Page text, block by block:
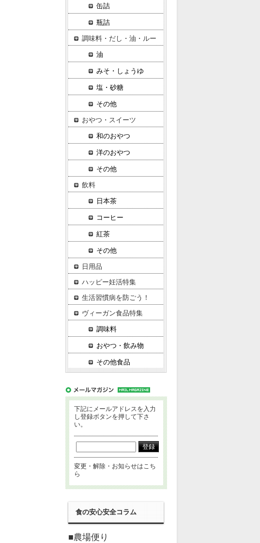
缶詰
瓶詰
調味料・だし・油・ルー
油
みそ・しょうゆ
塩・砂糖
その他
おやつ・スイーツ
和のおやつ
洋のおやつ
その他
飲料
日本茶
コーヒー
紅茶
その他
日用品
ハッピー妊活特集
生活習慣病を防ごう！
ヴィーガン食品特集
調味料
おやつ・飲み物
その他食品
下記にメールアドレスを入力
し登録ボタンを押して下さ
い。
変更・解除・お知らせはこち
ら
食の安心安全コラム
■農場便り